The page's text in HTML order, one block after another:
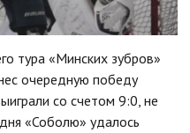
тура «Минских зубров»
очередную победу
со счетом 9:0, не
«Соболю» удалось